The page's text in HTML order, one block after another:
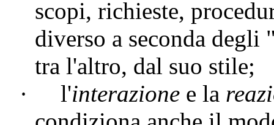
scopi, richieste,
diverso a seconda
tra l'altro, dal suo stile;
·
l'interazione e la